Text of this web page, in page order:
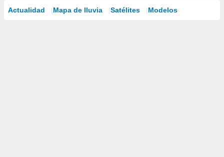
Actualidad Mapa de lluvia Satélites Modelos